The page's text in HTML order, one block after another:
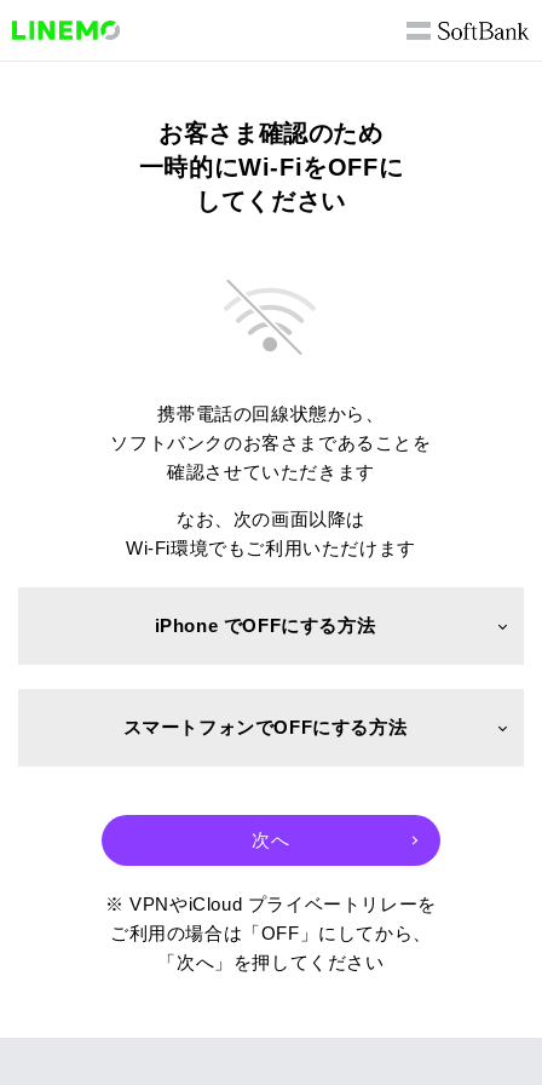
お客さま確認のため
一時的にWi-FiをOFFに
してください
携帯電話の回線状態から、
ソフトバンクのお客さまであることを
確認させていただきます
なお、次の画面以降は
Wi-Fi環境でもご利用いただけます
iPhone でOFFにする方法
スマートフォンでOFFにする方法
※ VPNやiCloud プライベートリレーを
ご利用の場合は「OFF」にしてから、
「次へ」を押してください